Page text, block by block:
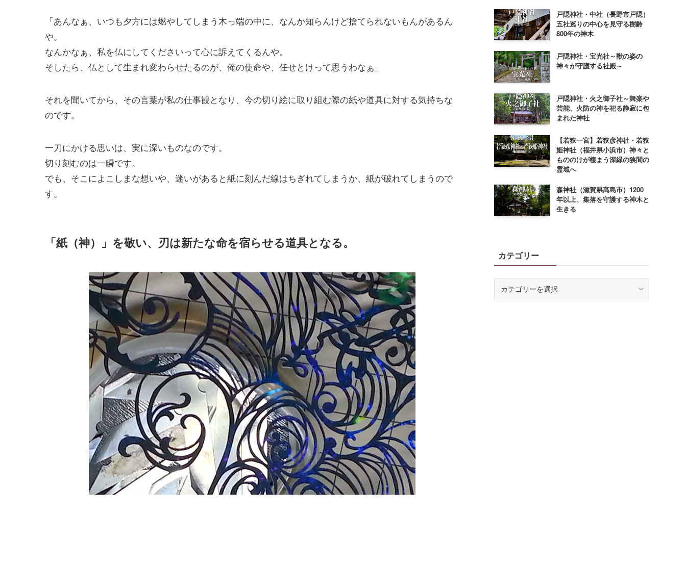
「あんなぁ、いつも夕方には燃やしてしまう木っ端の中に、なんか知らんけど捨てられないもんがあるん
や。
なんかなぁ、私を仏にしてくださいって心に訴えてくるんや。
そしたら、仏として生まれ変わらせたるのが、俺の使命や、任せとけって思うわなぁ」
それを聞いてから、その言葉が私の仕事観となり、今の切り絵に取り組む際の紙や道具に対する気持ちな
のです。
一刀にかける思いは、実に深いものなのです。
切り刻むのは一瞬です。
でも、そこによこしまな想いや、迷いがあると紙に刻んだ線はちぎれてしまうか、紙が破れてしまうので
す。
「紙（神）」を敬い、刃は新たな命を宿らせる道具となる。
戸隠神社・中社（長野市戸隠）
五社巡りの中心を見守る樹齢
800年の神木
戸隠神社・宝光社～獣の姿の
神々が守護する社殿～
戸隠神社・火之御子社～舞楽や
芸能、火防の神を祀る静寂に包
まれた神社
【若狭一宮】若狭彦神社・若狭
姫神社（福井県小浜市）神々と
もののけが棲まう深緑の狭間の
霊域へ
森神社（滋賀県高島市）1200
年以上、集落を守護する神木と
生きる
カテゴリー